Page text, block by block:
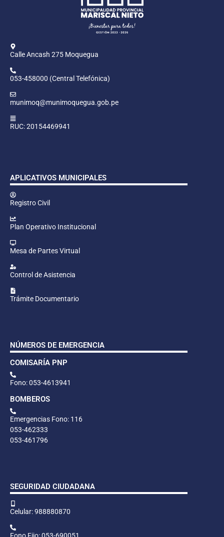
Calle Ancash 275 Moquegua
053-458000 (Central Telefónica)
munimoq@munimoquegua.gob.pe
RUC: 20154469941
APLICATIVOS MUNICIPALES
Registro Civil
Plan Operativo Institucional
Mesa de Partes Virtual
Control de Asistencia
Trámite Documentario
NÚMEROS DE EMERGENCIA
COMISARÍA PNP
Fono: 053-4613941
BOMBEROS
Emergencias Fono: 116
053-462333
053-461796
SEGURIDAD CIUDADANA
Celular: 988880870
Fono Fijo: 053-690051